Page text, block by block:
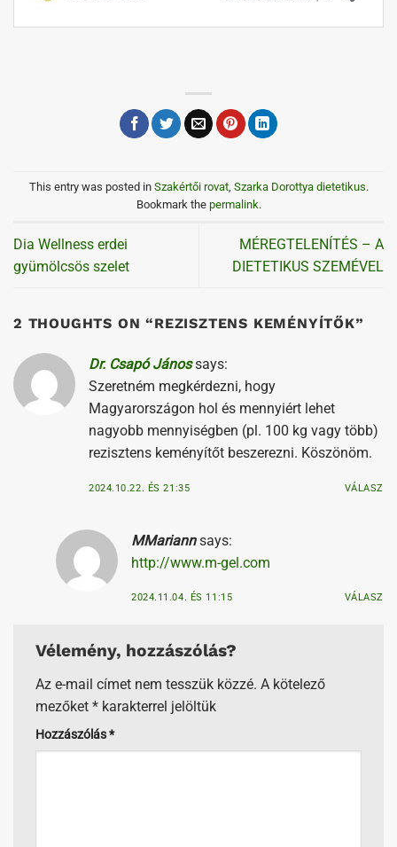
This entry was posted in Szakértői rovat, Szarka Dorottya dietetikus.
Bookmark the permalink.
Dia Wellness erdei
gyümölcsös szelet
MÉREGTELENÍTÉS – A
DIETETIKUS SZEMÉVEL
2 THOUGHTS ON “REZISZTENS KEMÉNYÍTŐK”
Dr. Csapó János says:
Szeretném megkérdezni, hogy
Magyarországon hol és mennyiért lehet
nagyobb mennyiségben (pl. 100 kg vagy több)
rezisztens keményítőt beszerezni. Köszönöm.
2024.10.22. ÉS 21:35 VÁLASZ
MMariann says:
http://www.m-gel.com
2024.11.04. ÉS 11:15 VÁLASZ
Vélemény, hozzászólás?
Az e-mail címet nem tesszük közzé. A kötelező
mezőket * karakterrel jelöltük
Hozzászólás*